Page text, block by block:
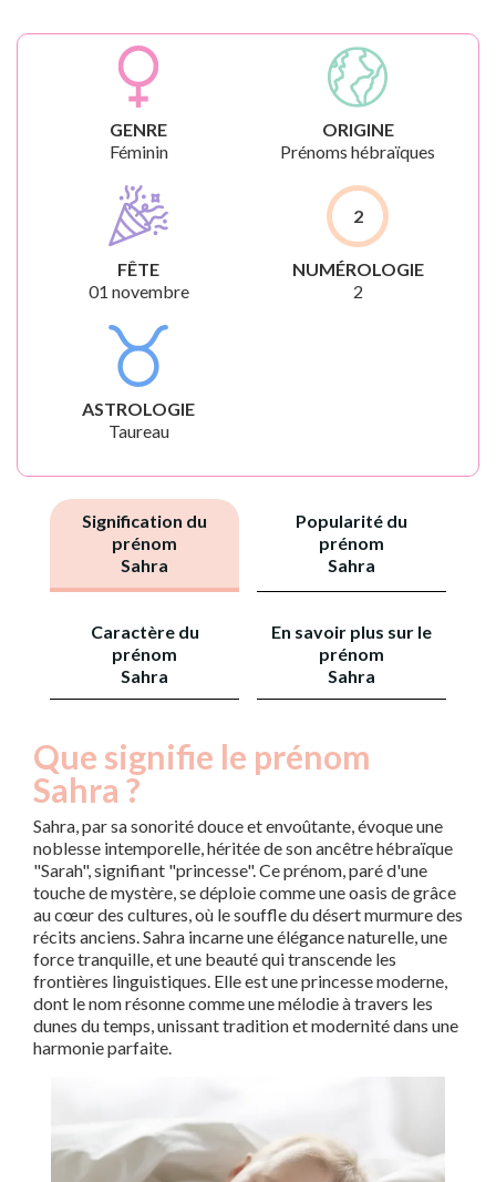
GENRE
Féminin
ORIGINE
Prénoms hébraïques
FÊTE
01 novembre
2
NUMÉROLOGIE
2
ASTROLOGIE
Taureau
Signification du
prénom
Sahra
Popularité du
prénom
Sahra
Caractère du
prénom
Sahra
En savoir plus sur le
prénom
Sahra
Que signifie le prénom
Sahra ?
Sahra, par sa sonorité douce et envoûtante, évoque une
noblesse intemporelle, héritée de son ancêtre hébraïque
"Sarah", signifiant "princesse". Ce prénom, paré d'une
touche de mystère, se déploie comme une oasis de grâce
au cœur des cultures, où le souffle du désert murmure des
récits anciens. Sahra incarne une élégance naturelle, une
force tranquille, et une beauté qui transcende les
frontières linguistiques. Elle est une princesse moderne,
dont le nom résonne comme une mélodie à travers les
dunes du temps, unissant tradition et modernité dans une
harmonie parfaite.